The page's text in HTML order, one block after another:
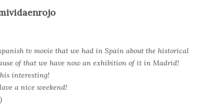
tv movie that we had in Spain about the historical
of that we have now an exhibition of it in Madrid!
interesting!
a nice weekend!